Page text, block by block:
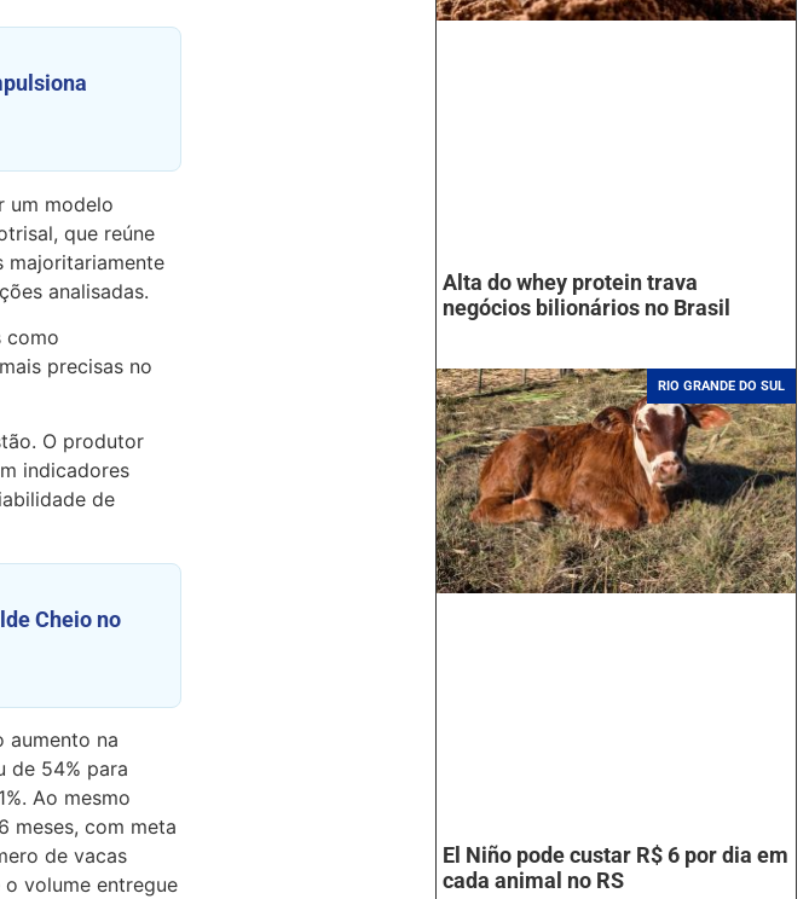
um modelo
que reúne
majoritariamente
analisadas.
como
precisas no
O produtor
indicadores
de
Cheio no
aumento na
de 54% para
Ao mesmo
meses, com meta
de vacas
volume entregue
Alta do whey protein trava
negócios bilionários no Brasil
RIO GRANDE DO SUL
El Niño pode custar R$ 6 por dia em
cada animal no RS